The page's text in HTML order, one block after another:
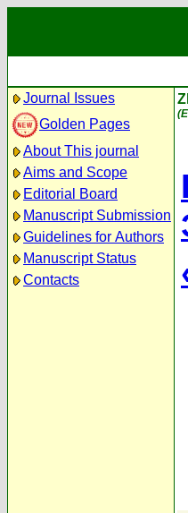
Journal Issues
Golden Pages
About This journal
Aims and Scope
Editorial Board
Manuscript Submission
Guidelines for Authors
Manuscript Status
Contacts